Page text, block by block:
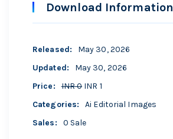
Download Information
Released:
May 30, 2026
Updated:
May 30, 2026
Price: INR 0INR 1
Categories:
Ai Editorial Images
Sales: 0 Sale